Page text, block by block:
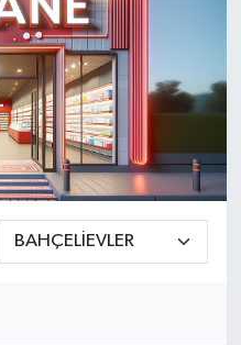
ve Fikstür